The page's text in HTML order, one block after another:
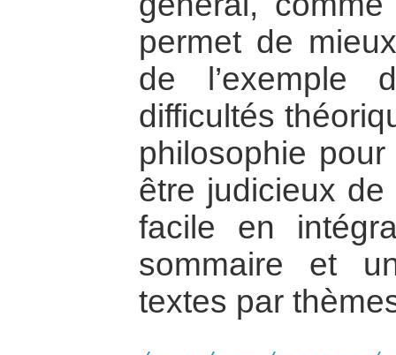
permet de
de l’exemple
difficultés
philosophie
être judicieux
facile en
sommaire et
textes par